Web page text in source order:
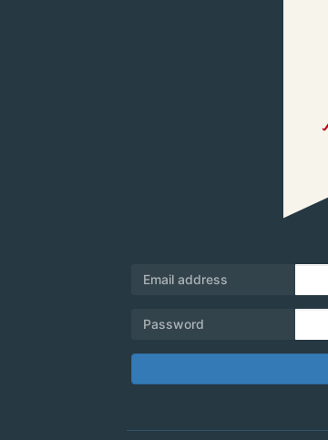
Email address
Password